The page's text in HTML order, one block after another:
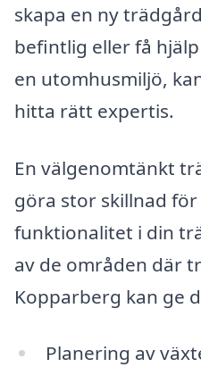
skapa en ny
befintlig eller få
en utomhusmiljö,
hitta rätt expertis.
En välgenomtänkt
göra stor skillnad
funktionalitet i din
av de områden där
Kopparberg kan ge
Planering av